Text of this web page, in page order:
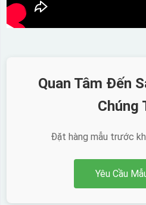
Quan Tâm Đến
Chúng
Đặt hàng mẫu trước
Yêu Cầu